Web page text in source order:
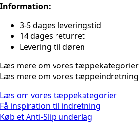
Information:
3-5 dages leveringstid
14 dages returret
Levering til døren
Læs mere om vores tæppekategorier
Læs mere om vores tæppeindretning
Læs om vores tæppekategorier
Få inspiration til indretning
Køb et Anti-Slip underlag